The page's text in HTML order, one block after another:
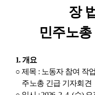
장
민주노
1.개요
○ 제목 : 노동자 참여 작
주노총 긴급 기자회견